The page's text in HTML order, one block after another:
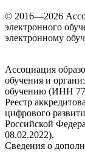
© 2016—2026
электронного
электронному
Ассоциация
обучения и
обучению (ИНН
Реестр
цифрового
Российской
08.02.2022).
Сведения о